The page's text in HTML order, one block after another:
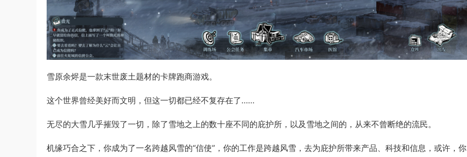
雪原余烬是一款末世废土题材的卡牌跑商游戏。
这个世界曾经美好而文明，但这一切都已经不复存在了……
无尽的大雪几乎摧毁了一切，除了雪地之上的数十座不同的庇护所，以及雪地之间的，从来不曾断绝的流民。
机缘巧合之下，你成为了一名跨越风雪的“信使”，你的工作是跨越风雪，去为庇护所带来产品、科技和信息，或许，你